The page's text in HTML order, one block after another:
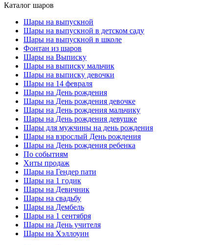
Каталог шаров
Шары на выпускной
Шары на выпускной в детском саду
Шары на выпускной в школе
Фонтан из шаров
Шары на Выписку
Шары на выписку мальчик
Шары на выписку девочки
Шары на 14 февраля
Шары на День рождения
Шары на День рождения девочке
Шары на День рождения мальчику
Шары на День рождения девушке
Шары для мужчины на день рождения
Шары на взрослый День рождения
Шары на День рождения ребенка
По событиям
Хиты продаж
Шары на Гендер пати
Шары на 1 годик
Шары на Девичник
Шары на свадьбу
Шары на Дембель
Шары на 1 сентября
Шары на День учителя
Шары на Хэллоуин